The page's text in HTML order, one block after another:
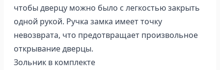
чтобы дверцу можно было с легкостью закрыть
одной рукой. Ручка замка имеет точку
невозврата, что предотвращает произвольное
открывание дверцы.
Зольник в комплекте